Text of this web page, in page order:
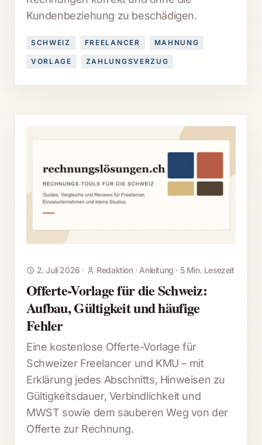
Kundenbeziehung zu beschädigen.
SCHWEIZ FREELANCER MAHNUNG
VORLAGE ZAHLUNGSVERZUG
2. Juli 2026 · Redaktion· Anleitung · 5 Min. Lesezeit
Offerte-Vorlage für die Schweiz:
Aufbau, Gültigkeit und häufige
Fehler
Eine kostenlose Offerte-Vorlage für
Schweizer Freelancer und KMU – mit
Erklärung jedes Abschnitts, Hinweisen zu
Gültigkeitsdauer, Verbindlichkeit und
MWST sowie dem sauberen Weg von der
Offerte zur Rechnung.